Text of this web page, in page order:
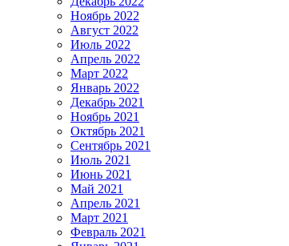
Ноябрь 2022
Август 2022
Июль 2022
Апрель 2022
Март 2022
Январь 2022
Декабрь 2021
Ноябрь 2021
Октябрь 2021
Сентябрь 2021
Июль 2021
Июнь 2021
Май 2021
Апрель 2021
Март 2021
Февраль 2021